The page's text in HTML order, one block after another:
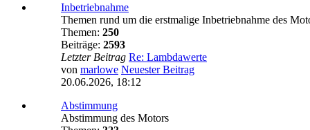
Inbetriebnahme
Themen rund um die erstmalige Inbetriebnahme des
Themen: 250
Beiträge: 2593
Letzter Beitrag Re: Lambdawerte
von marlowe Neuester Beitrag
20.06.2026, 18:12
Abstimmung
Abstimmung des Motors